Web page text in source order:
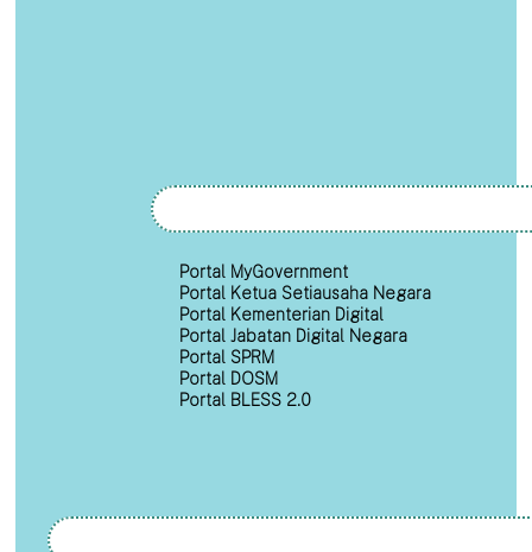
Portal MyGovernment
Portal Ketua Setiausaha Negara
Portal Kementerian Digital
Portal Jabatan Digital Negara
Portal SPRM
Portal DOSM
Portal BLESS 2.0